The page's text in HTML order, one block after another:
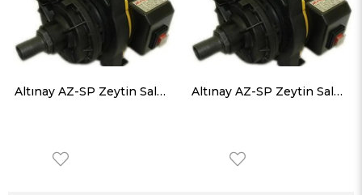
Altınay AZ-SP Zeytin Salamura Pompası 550w 220V 5 m3/h 6 mss 6 m emiş Altınay AZ-SP Zeytin Salamura Pompası 550w 220V 5 m3/h 6 mss 6 m emiş